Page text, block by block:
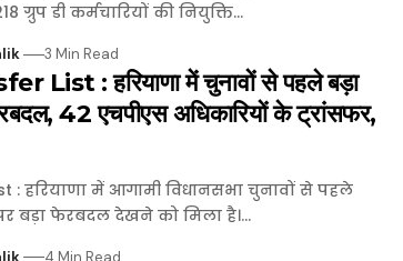
ग्रुप डी कर्मचारियों की नियुक्ति…
3 Min Read
List : हरियाणा में चुनावों से पहले बड़ा
42 एचपीएस अधिकारियों के ट्रांसफर,
: हरियाणा में आगामी विधानसभा चुनावों से पहले
बड़ा फेरबदल देखने को मिला है।…
4 Min Read